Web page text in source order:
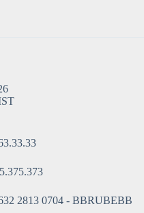
2813 0704 - BBRUBEBB